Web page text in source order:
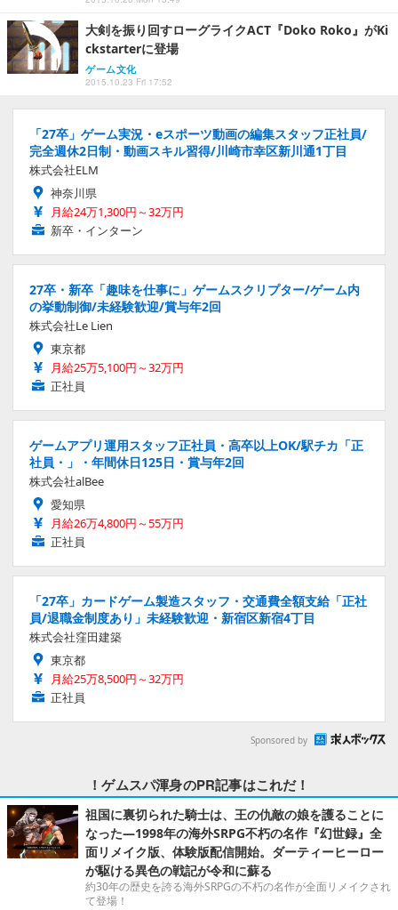
大剣を振り回すローグライクACT『Doko Roko』がKi
ckstarterに登場
ゲーム文化
2015.10.23 Fri 17:52
「27卒」ゲーム実況・eスポーツ動画の編集スタッフ正社員/
完全週休2日制・動画スキル習得/川崎市幸区新川通1丁目
株式会社ELM
神奈川県
月給24万1,300円～32万円
新卒・インターン
27卒・新卒「趣味を仕事に」ゲームスクリプター/ゲーム内
の挙動制御/未経験歓迎/賞与年2回
株式会社Le Lien
東京都
月給25万5,100円～32万円
正社員
ゲームアプリ運用スタッフ正社員・高卒以上OK/駅チカ「正
社員・」・年間休日125日・賞与年2回
株式会社alBee
愛知県
月給26万4,800円～55万円
正社員
「27卒」カードゲーム製造スタッフ・交通費全額支給「正社
員/退職金制度あり」未経験歓迎・新宿区新宿4丁目
株式会社窪田建築
東京都
月給25万8,500円～32万円
正社員
Sponsored by
！ゲムスパ渾身のPR記事はこれだ！
祖国に裏切られた騎士は、王の仇敵の娘を護ることに
なった―1998年の海外SRPG不朽の名作『幻世録』全
面リメイク版、体験版配信開始。ダーティーヒーロー
が駆ける異色の戦記が令和に蘇る
約30年の歴史を誇る海外SRPGの不朽の名作が全面リメイクされ
て登場！